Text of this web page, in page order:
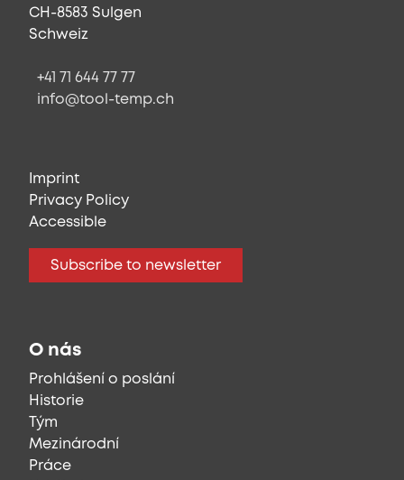
CH-8583 Sulgen
Schweiz
+41 71 644 77 77
info@tool-temp.ch
Imprint
Privacy Policy
Accessible
Subscribe to newsletter
O nás
Prohlášení o poslání
Historie
Tým
Mezinárodní
Práce